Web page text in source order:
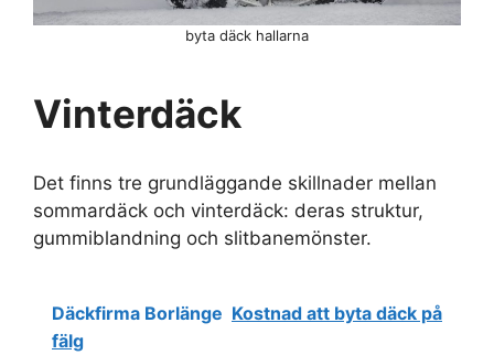
Vinterdäck
Det finns tre grundläggande skillnader mellan
sommardäck och vinterdäck: deras struktur,
gummiblandning och slitbanemönster.
Däckfirma Borlänge Kostnad att byta däck på
fälg
byta däck hallarna